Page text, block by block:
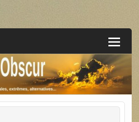
texturales